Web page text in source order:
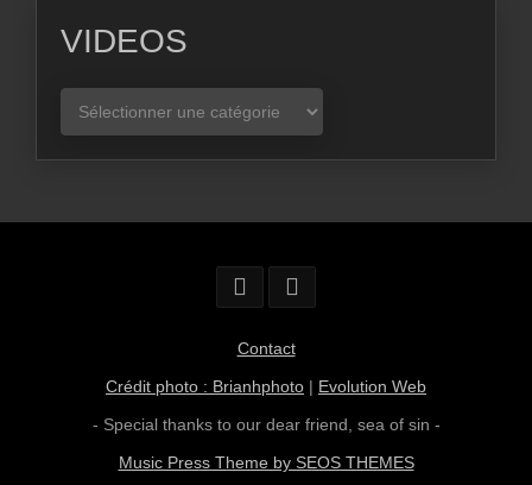
VIDEOS
VIDEOS
Contact
Crédit photo : Brianhphoto | Evolution Web
- Special thanks to our dear friend, sea of sin -
Music Press Theme by SEOS THEMES